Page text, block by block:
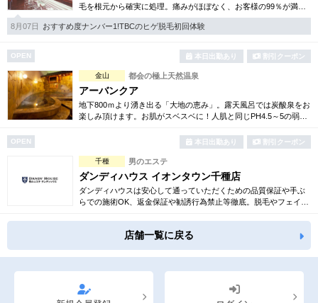
毛を根元から確実に処理。痛みがほぼなく、お客様の99％が満足
されています。脱毛他、フェイシャルケアや引き締め等お得な体
験コースも各種ご用意。
8月07日 おすすめ度ナンバー1!TBCのヒゲ脱毛初回体験
OPEN 本日出勤あり 割引クーポン
金山 都会の極上天然温泉
アーバンクア
地下800ｍより湧き出る「大地の恵み」。露天風呂では炭酸泉をお
楽しみ頂けます。お肌がスベスベに！人肌と同じPH4.5～5の弱酸
OPEN 本日出勤あり 割引クーポン
千種 男のエステ
ダンディハウス イオンタウン千種店
ダンディハウスは安心して通っていただくための品質保証や手ぶ
らでの施術OK、返金保証や勧誘行為禁止等徹底。脱毛やフェイシ
店舗一覧に戻る